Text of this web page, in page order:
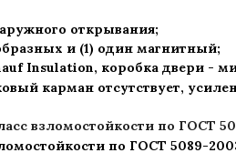
открывания;
и (1) один магнитный;
Insulation, коробка двери -
карман отсутствует,
взломостойкости по ГОСТ
по ГОСТ 5089-